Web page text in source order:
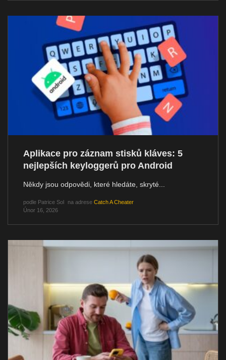
Aplikace pro záznam stisků kláves: 5
nejlepších keyloggerů pro Android
Někdy jsou odpovědi, které hledáte, skryté...
podle Patrice Sol na adrese Catch A Cheater
Únor 16, 2026